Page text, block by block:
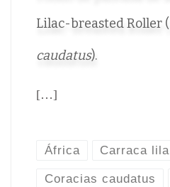
Lilac-breasted Roller (
caudatus).
[…]
África Carraca lila
Coracias caudatus